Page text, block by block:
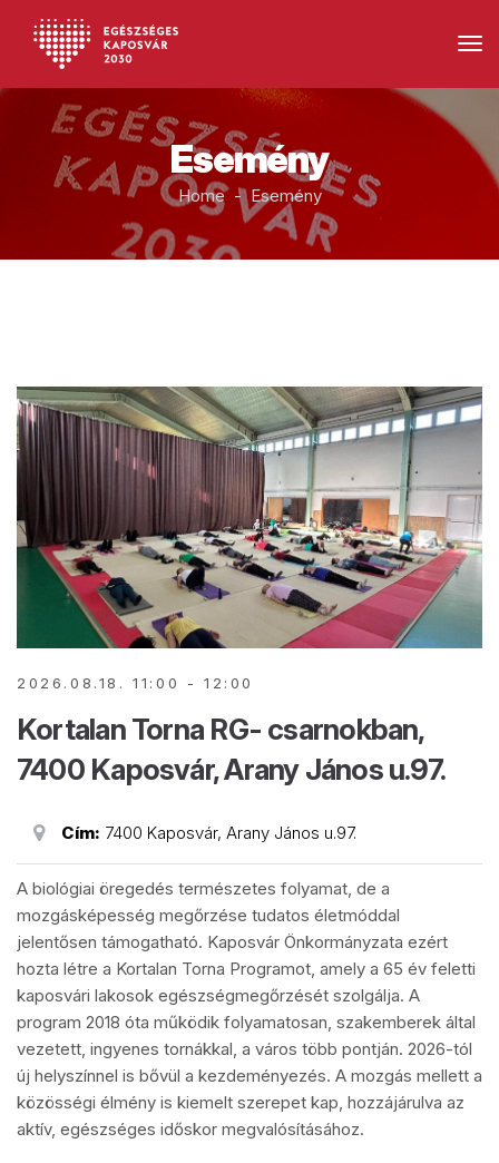
Esemény
Home - Esemény
2026.08.18. 11:00 - 12:00
Kortalan Torna RG- csarnokban,
7400 Kaposvár, Arany János u.97.
Cím: 7400 Kaposvár, Arany János u.97.
A biológiai öregedés természetes folyamat, de a
mozgásképesség megőrzése tudatos életmóddal
jelentősen támogatható. Kaposvár Önkormányzata ezért
hozta létre a Kortalan Torna Programot, amely a 65 év feletti
kaposvári lakosok egészségmegőrzését szolgálja. A
program 2018 óta működik folyamatosan, szakemberek által
vezetett, ingyenes tornákkal, a város több pontján. 2026-tól
új helyszínnel is bővül a kezdeményezés. A mozgás mellett a
közösségi élmény is kiemelt szerepet kap, hozzájárulva az
aktív, egészséges időskor megvalósításához.